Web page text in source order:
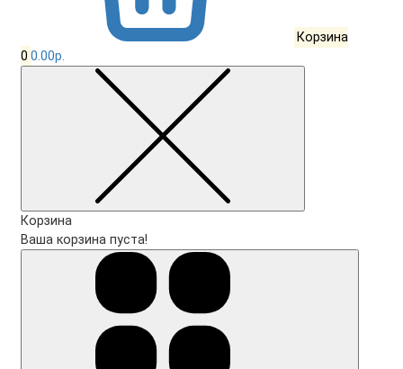
Корзина
0 0.00р.
Корзина
Ваша корзина пуста!